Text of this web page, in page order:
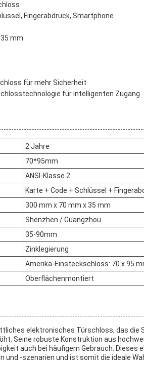
Fingerabdruck, Smartphone
mm
für mehr Sicherheit
für intelligenten Zugang
2 Jahre
70*95mm
ANSI-Klasse 2
Karte + Code + Schlüssel +
300 mm x 70 mm x 35 mm
Shenzhen / Guangzhou
35-90mm
Zinklegierung
Amerika-Einsteckschloss: 70 x 95
Oberflächenmontiert
elektronisches Türschloss, das die
Seine robuste Konstruktion aus
auch bei häufigem Gebrauch. Dieses
und -szenarien und ist somit die ideale